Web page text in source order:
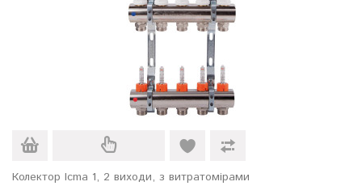
Колектор Icma 1, 2 виходи, з витратомірами